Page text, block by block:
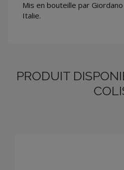
Mis en bouteille par Giordano
Italie.
PRODUIT